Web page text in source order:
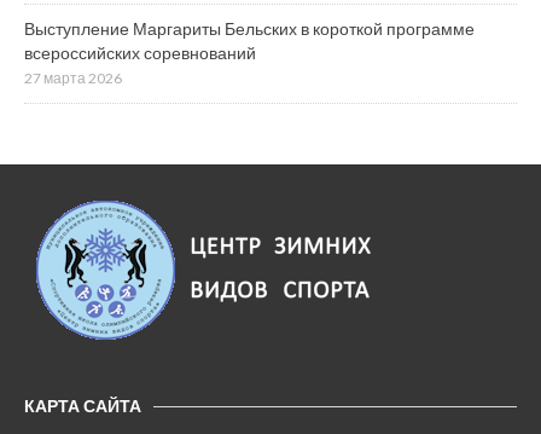
Выступление Маргариты Бельских в короткой программе
всероссийских соревнований
27 марта 2026
КАРТА САЙТА